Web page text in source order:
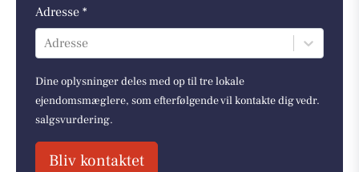
Adresse *
Adresse
Dine oplysninger deles med op til tre lokale
ejendomsmæglere, som efterfølgende vil kontakte dig vedr.
salgsvurdering.
Bliv kontaktet